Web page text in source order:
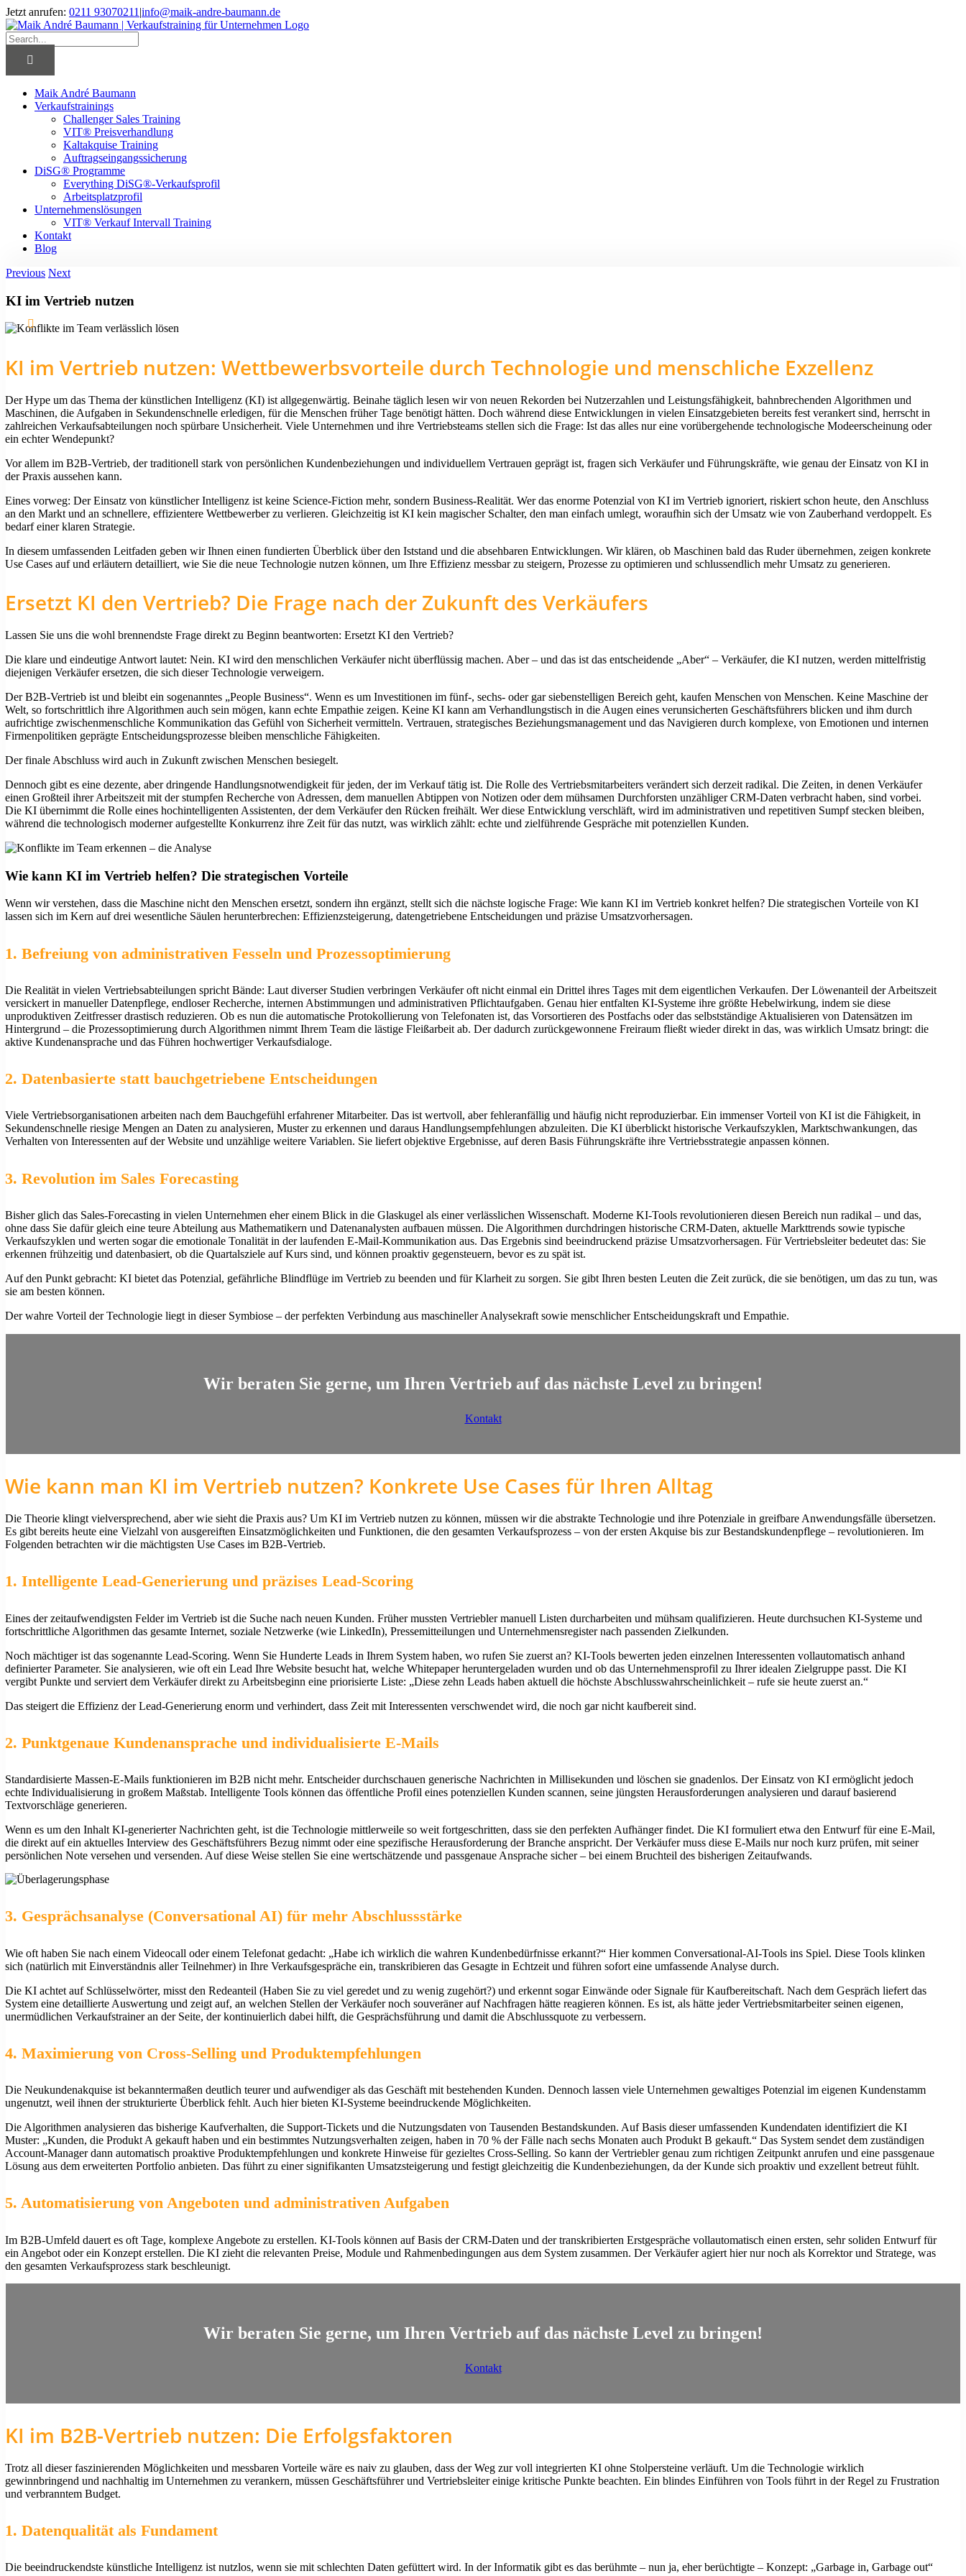
Skip
to
content
Jetzt anrufen: 0211 93070211 |info@maik-andre-baumann.de
Facebook
Twitter
LinkedIn
Xing
Search
Maik André Baumann
Verkaufstrainings
Challenger Sales Training
VIT® Preisverhandlung
Kaltakquise Training
Auftragseingangssicherung
DiSG® Programme
Everything DiSG®-Verkaufsprofil
Arbeitsplatzprofil
Unternehmenslösungen
VIT® Verkauf Intervall Training
Kontakt
Blog
Previous Next
KI im Vertrieb nutzen
KI im Vertrieb nutzen: Wettbewerbsvorteile durch Technologie und menschliche Exzellenz
Der Hype um das Thema der künstlichen Intelligenz (KI) ist allgegenwärtig. Beinahe täglich lesen wir von neuen Rekorden bei Nutzerzahlen und Leistungsfähigkeit, bahnbrechenden Algorithmen und
Maschinen, die Aufgaben in Sekundenschnelle erledigen, für die Menschen früher Tage benötigt hätten. Doch während diese Entwicklungen in vielen Einsatzgebieten bereits fest verankert sind, herrscht in
zahlreichen Verkaufsabteilungen noch spürbare Unsicherheit. Viele Unternehmen und ihre Vertriebsteams stellen sich die Frage: Ist das alles nur eine vorübergehende technologische Modeerscheinung oder
ein echter Wendepunkt?
Vor allem im B2B-Vertrieb, der traditionell stark von persönlichen Kundenbeziehungen und individuellem Vertrauen geprägt ist, fragen sich Verkäufer und Führungskräfte, wie genau der Einsatz von KI in
der Praxis aussehen kann.
Eines vorweg: Der Einsatz von künstlicher Intelligenz ist keine Science-Fiction mehr, sondern Business-Realität. Wer das enorme Potenzial von KI im Vertrieb ignoriert, riskiert schon heute, den Anschluss
an den Markt und an schnellere, effizientere Wettbewerber zu verlieren. Gleichzeitig ist KI kein magischer Schalter, den man einfach umlegt, woraufhin sich der Umsatz wie von Zauberhand verdoppelt. Es
bedarf einer klaren Strategie.
In diesem umfassenden Leitfaden geben wir Ihnen einen fundierten Überblick über den Iststand und die absehbaren Entwicklungen. Wir klären, ob Maschinen bald das Ruder übernehmen, zeigen konkrete
Use Cases auf und erläutern detailliert, wie Sie die neue Technologie nutzen können, um Ihre Effizienz messbar zu steigern, Prozesse zu optimieren und schlussendlich mehr Umsatz zu generieren.
Ersetzt KI den Vertrieb? Die Frage nach der Zukunft des Verkäufers
Lassen Sie uns die wohl brennendste Frage direkt zu Beginn beantworten: Ersetzt KI den Vertrieb?
Die klare und eindeutige Antwort lautet: Nein. KI wird den menschlichen Verkäufer nicht überflüssig machen. Aber – und das ist das entscheidende „Aber“ – Verkäufer, die KI nutzen, werden mittelfristig
diejenigen Verkäufer ersetzen, die sich dieser Technologie verweigern.
Der B2B-Vertrieb ist und bleibt ein sogenanntes „People Business“. Wenn es um Investitionen im fünf-, sechs- oder gar siebenstelligen Bereich geht, kaufen Menschen von Menschen. Keine Maschine der
Welt, so fortschrittlich ihre Algorithmen auch sein mögen, kann echte Empathie zeigen. Keine KI kann am Verhandlungstisch in die Augen eines verunsicherten Geschäftsführers blicken und ihm durch
aufrichtige zwischenmenschliche Kommunikation das Gefühl von Sicherheit vermitteln. Vertrauen, strategisches Beziehungsmanagement und das Navigieren durch komplexe, von Emotionen und internen
Firmenpolitiken geprägte Entscheidungsprozesse bleiben menschliche Fähigkeiten.
Der finale Abschluss wird auch in Zukunft zwischen Menschen besiegelt.
Dennoch gibt es eine dezente, aber dringende Handlungsnotwendigkeit für jeden, der im Verkauf tätig ist. Die Rolle des Vertriebsmitarbeiters verändert sich derzeit radikal. Die Zeiten, in denen Verkäufer
einen Großteil ihrer Arbeitszeit mit der stumpfen Recherche von Adressen, dem manuellen Abtippen von Notizen oder dem mühsamen Durchforsten unzähliger CRM-Daten verbracht haben, sind vorbei.
Die KI übernimmt die Rolle eines hochintelligenten Assistenten, der dem Verkäufer den Rücken freihält. Wer diese Entwicklung verschläft, wird im administrativen und repetitiven Sumpf stecken bleiben,
während die technologisch moderner aufgestellte Konkurrenz ihre Zeit für das nutzt, was wirklich zählt: echte und zielführende Gespräche mit potenziellen Kunden.
Wie kann KI im Vertrieb helfen? Die strategischen Vorteile
Wenn wir verstehen, dass die Maschine nicht den Menschen ersetzt, sondern ihn ergänzt, stellt sich die nächste logische Frage: Wie kann KI im Vertrieb konkret helfen? Die strategischen Vorteile von KI
lassen sich im Kern auf drei wesentliche Säulen herunterbrechen: Effizienzsteigerung, datengetriebene Entscheidungen und präzise Umsatzvorhersagen.
1. Befreiung von administrativen Fesseln und Prozessoptimierung
Die Realität in vielen Vertriebsabteilungen spricht Bände: Laut diverser Studien verbringen Verkäufer oft nicht einmal ein Drittel ihres Tages mit dem eigentlichen Verkaufen. Der Löwenanteil der Arbeitszeit
versickert in manueller Datenpflege, endloser Recherche, internen Abstimmungen und administrativen Pflichtaufgaben. Genau hier entfalten KI-Systeme ihre größte Hebelwirkung, indem sie diese
unproduktiven Zeitfresser drastisch reduzieren. Ob es nun die automatische Protokollierung von Telefonaten ist, das Vorsortieren des Postfachs oder das selbstständige Aktualisieren von Datensätzen im
Hintergrund – die Prozessoptimierung durch Algorithmen nimmt Ihrem Team die lästige Fleißarbeit ab. Der dadurch zurückgewonnene Freiraum fließt wieder direkt in das, was wirklich Umsatz bringt: die
aktive Kundenansprache und das Führen hochwertiger Verkaufsdialoge.
2. Datenbasierte statt bauchgetriebene Entscheidungen
Viele Vertriebsorganisationen arbeiten nach dem Bauchgefühl erfahrener Mitarbeiter. Das ist wertvoll, aber fehleranfällig und häufig nicht reproduzierbar. Ein immenser Vorteil von KI ist die Fähigkeit, in
Sekundenschnelle riesige Mengen an Daten zu analysieren, Muster zu erkennen und daraus Handlungsempfehlungen abzuleiten. Die KI überblickt historische Verkaufszyklen, Marktschwankungen, das
Verhalten von Interessenten auf der Website und unzählige weitere Variablen. Sie liefert objektive Ergebnisse, auf deren Basis Führungskräfte ihre Vertriebsstrategie anpassen können.
3. Revolution im Sales Forecasting
Bisher glich das Sales-Forecasting in vielen Unternehmen eher einem Blick in die Glaskugel als einer verlässlichen Wissenschaft. Moderne KI-Tools revolutionieren diesen Bereich nun radikal – und das,
ohne dass Sie dafür gleich eine teure Abteilung aus Mathematikern und Datenanalysten aufbauen müssen. Die Algorithmen durchdringen historische CRM-Daten, aktuelle Markttrends sowie typische
Verkaufszyklen und werten sogar die emotionale Tonalität in der laufenden E-Mail-Kommunikation aus. Das Ergebnis sind beeindruckend präzise Umsatzvorhersagen. Für Vertriebsleiter bedeutet das: Sie
erkennen frühzeitig und datenbasiert, ob die Quartalsziele auf Kurs sind, und können proaktiv gegensteuern, bevor es zu spät ist.
Auf den Punkt gebracht: KI bietet das Potenzial, gefährliche Blindflüge im Vertrieb zu beenden und für Klarheit zu sorgen. Sie gibt Ihren besten Leuten die Zeit zurück, die sie benötigen, um das zu tun, was
sie am besten können.
Der wahre Vorteil der Technologie liegt in dieser Symbiose – der perfekten Verbindung aus maschineller Analysekraft sowie menschlicher Entscheidungskraft und Empathie.
Wir beraten Sie gerne, um Ihren Vertrieb auf das nächste Level zu bringen!
Kontakt
Wie kann man KI im Vertrieb nutzen? Konkrete Use Cases für Ihren Alltag
Die Theorie klingt vielversprechend, aber wie sieht die Praxis aus? Um KI im Vertrieb nutzen zu können, müssen wir die abstrakte Technologie und ihre Potenziale in greifbare Anwendungsfälle übersetzen.
Es gibt bereits heute eine Vielzahl von ausgereiften Einsatzmöglichkeiten und Funktionen, die den gesamten Verkaufsprozess – von der ersten Akquise bis zur Bestandskundenpflege – revolutionieren. Im
Folgenden betrachten wir die mächtigsten Use Cases im B2B-Vertrieb.
1. Intelligente Lead-Generierung und präzises Lead-Scoring
Eines der zeitaufwendigsten Felder im Vertrieb ist die Suche nach neuen Kunden. Früher mussten Vertriebler manuell Listen durcharbeiten und mühsam qualifizieren. Heute durchsuchen KI-Systeme und
fortschrittliche Algorithmen das gesamte Internet, soziale Netzwerke (wie LinkedIn), Pressemitteilungen und Unternehmensregister nach passenden Zielkunden.
Noch mächtiger ist das sogenannte Lead-Scoring. Wenn Sie Hunderte Leads in Ihrem System haben, wo rufen Sie zuerst an? KI-Tools bewerten jeden einzelnen Interessenten vollautomatisch anhand
definierter Parameter. Sie analysieren, wie oft ein Lead Ihre Website besucht hat, welche Whitepaper heruntergeladen wurden und ob das Unternehmensprofil zu Ihrer idealen Zielgruppe passt. Die KI
vergibt Punkte und serviert dem Verkäufer direkt zu Arbeitsbeginn eine priorisierte Liste: „Diese zehn Leads haben aktuell die höchste Abschlusswahrscheinlichkeit – rufe sie heute zuerst an.“
Das steigert die Effizienz der Lead-Generierung enorm und verhindert, dass Zeit mit Interessenten verschwendet wird, die noch gar nicht kaufbereit sind.
2. Punktgenaue Kundenansprache und individualisierte E-Mails
Standardisierte Massen-E-Mails funktionieren im B2B nicht mehr. Entscheider durchschauen generische Nachrichten in Millisekunden und löschen sie gnadenlos. Der Einsatz von KI ermöglicht jedoch
echte Individualisierung in großem Maßstab. Intelligente Tools können das öffentliche Profil eines potenziellen Kunden scannen, seine jüngsten Herausforderungen analysieren und darauf basierend
Textvorschläge generieren.
Wenn es um den Inhalt KI-generierter Nachrichten geht, ist die Technologie mittlerweile so weit fortgeschritten, dass sie den perfekten Aufhänger findet. Die KI formuliert etwa den Entwurf für eine E-Mail,
die direkt auf ein aktuelles Interview des Geschäftsführers Bezug nimmt oder eine spezifische Herausforderung der Branche anspricht. Der Verkäufer muss diese E‑Mails nur noch kurz prüfen, mit seiner
persönlichen Note versehen und versenden. Auf diese Weise stellen Sie eine wertschätzende und passgenaue Ansprache sicher – bei einem Bruchteil des bisherigen Zeitaufwands.
3. Gesprächsanalyse (Conversational AI) für mehr Abschlussstärke
Wie oft haben Sie nach einem Videocall oder einem Telefonat gedacht: „Habe ich wirklich die wahren Kundenbedürfnisse erkannt?“ Hier kommen Conversational-AI-Tools ins Spiel. Diese Tools klinken
sich (natürlich mit Einverständnis aller Teilnehmer) in Ihre Verkaufsgespräche ein, transkribieren das Gesagte in Echtzeit und führen sofort eine umfassende Analyse durch.
Die KI achtet auf Schlüsselwörter, misst den Redeanteil (Haben Sie zu viel geredet und zu wenig zugehört?) und erkennt sogar Einwände oder Signale für Kaufbereitschaft. Nach dem Gespräch liefert das
System eine detaillierte Auswertung und zeigt auf, an welchen Stellen der Verkäufer noch souveräner auf Nachfragen hätte reagieren können. Es ist, als hätte jeder Vertriebsmitarbeiter seinen eigenen,
unermüdlichen Verkaufstrainer an der Seite, der kontinuierlich dabei hilft, die Gesprächsführung und damit die Abschlussquote zu verbessern.
4. Maximierung von Cross-Selling und Produktempfehlungen
Die Neukundenakquise ist bekanntermaßen deutlich teurer und aufwendiger als das Geschäft mit bestehenden Kunden. Dennoch lassen viele Unternehmen gewaltiges Potenzial im eigenen Kundenstamm
ungenutzt, weil ihnen der strukturierte Überblick fehlt. Auch hier bieten KI-Systeme beeindruckende Möglichkeiten.
Die Algorithmen analysieren das bisherige Kaufverhalten, die Support-Tickets und die Nutzungsdaten von Tausenden Bestandskunden. Auf Basis dieser umfassenden Kundendaten identifiziert die KI
Muster: „Kunden, die Produkt A gekauft haben und ein bestimmtes Nutzungsverhalten zeigen, haben in 70 % der Fälle nach sechs Monaten auch Produkt B gekauft.“ Das System sendet dem zuständigen
Account-Manager dann automatisch proaktive Produktempfehlungen und konkrete Hinweise für gezieltes Cross-Selling. So kann der Vertriebler genau zum richtigen Zeitpunkt anrufen und eine passgenaue
Lösung aus dem erweiterten Portfolio anbieten. Das führt zu einer signifikanten Umsatzsteigerung und festigt gleichzeitig die Kundenbeziehungen, da der Kunde sich proaktiv und exzellent betreut fühlt.
5. Automatisierung von Angeboten und administrativen Aufgaben
Im B2B-Umfeld dauert es oft Tage, komplexe Angebote zu erstellen. KI-Tools können auf Basis der CRM-Daten und der transkribierten Erstgespräche vollautomatisch einen ersten, sehr soliden Entwurf für
ein Angebot oder ein Konzept erstellen. Die KI zieht die relevanten Preise, Module und Rahmenbedingungen aus dem System zusammen. Der Verkäufer agiert hier nur noch als Korrektor und Stratege, was
den gesamten Verkaufsprozess stark beschleunigt.
Wir beraten Sie gerne, um Ihren Vertrieb auf das nächste Level zu bringen!
Kontakt
KI im B2B-Vertrieb nutzen: Die Erfolgsfaktoren
Trotz all dieser faszinierenden Möglichkeiten und messbaren Vorteile wäre es naiv zu glauben, dass der Weg zur voll integrierten KI ohne Stolpersteine verläuft. Um die Technologie wirklich
gewinnbringend und nachhaltig im Unternehmen zu verankern, müssen Geschäftsführer und Vertriebsleiter einige kritische Punkte beachten. Ein blindes Einführen von Tools führt in der Regel zu Frustration
und verbranntem Budget.
1. Datenqualität als Fundament
Die beeindruckendste künstliche Intelligenz ist nutzlos, wenn sie mit schlechten Daten gefüttert wird. In der Informatik gibt es das berühmte – nun ja, eher berüchtigte – Konzept: „Garbage in, Garbage out“